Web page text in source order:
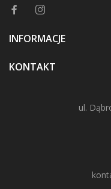
INFORMACJE
KONTAKT
ul.